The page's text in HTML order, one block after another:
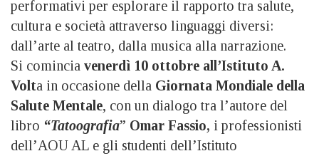
performativi per esplorare il rapporto tra salute,
cultura e società attraverso linguaggi diversi:
dall’arte al teatro, dalla musica alla narrazione.
Si comincia venerdì 10 ottobre all’Istituto A.
Volta in occasione della Giornata Mondiale della
Salute Mentale, con un dialogo tra l’autore del
libro “Tatoografia” Omar Fassio, i professionisti
dell’AOU AL e gli studenti dell’Istituto